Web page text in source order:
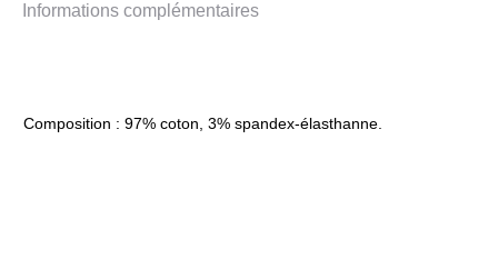
Informations complémentaires
Composition : 97% coton, 3% spandex-élasthanne.